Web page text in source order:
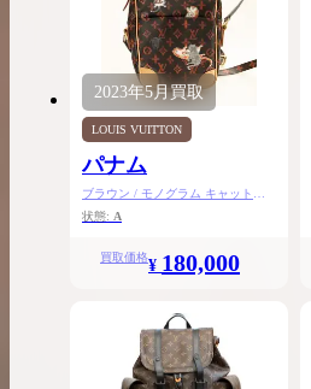
2023年5月買取
LOUIS VUITTON
パナム
ブラウン / モノグラム キャットグ
ラム
状態: A
買取価格¥ 180,000